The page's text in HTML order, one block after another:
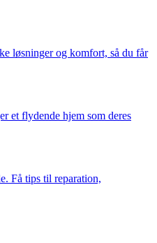
løsninger og komfort, så du får
et flydende hjem som deres
Få tips til reparation,